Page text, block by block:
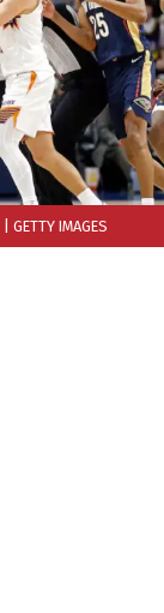
| GETTY IMAGES